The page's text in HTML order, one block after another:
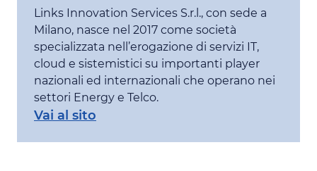
Links Innovation Services S.r.l., con sede a
Milano, nasce nel 2017 come società
specializzata nell’erogazione di servizi IT,
cloud e sistemistici su importanti player
nazionali ed internazionali che operano nei
settori Energy e Telco.
Vai al sito